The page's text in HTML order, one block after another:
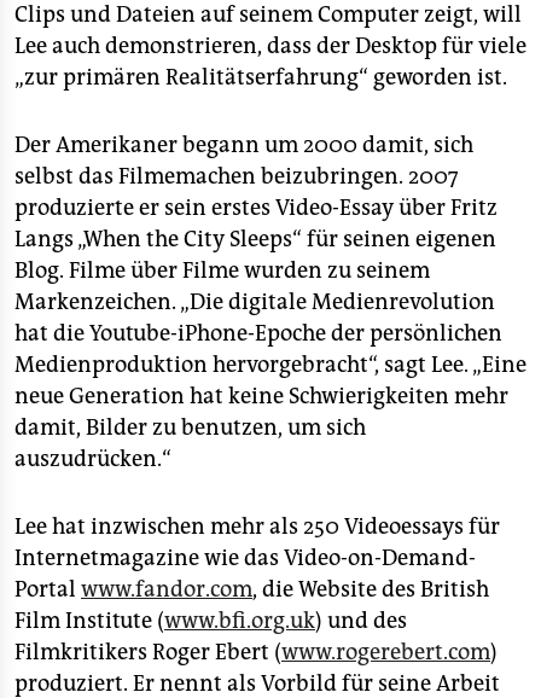
Clips und Dateien auf seinem Computer zeigt, will
Lee auch demonstrieren, dass der Desktop für viele
„zur primären Realitätserfahrung“ geworden ist.
Der Amerikaner begann um 2000 damit, sich
selbst das Filmemachen beizubringen. 2007
produzierte er sein erstes Video-Essay über Fritz
Langs „When the City Sleeps“ für seinen eigenen
Blog. Filme über Filme wurden zu seinem
Markenzeichen. „Die digitale Medienrevolution
hat die Youtube-iPhone-Epoche der persönlichen
Medienproduktion hervorgebracht“, sagt Lee. „Eine
neue Generation hat keine Schwierigkeiten mehr
damit, Bilder zu benutzen, um sich
auszudrücken.“
Lee hat inzwischen mehr als 250 Videoessays für
Internetmagazine wie das Video-on-Demand-
Portal www.fandor.com, die Website des British
Film Institute (www.bfi.org.uk) und des
Filmkritikers Roger Ebert (www.rogerebert.com)
produziert. Er nennt als Vorbild für seine Arbeit